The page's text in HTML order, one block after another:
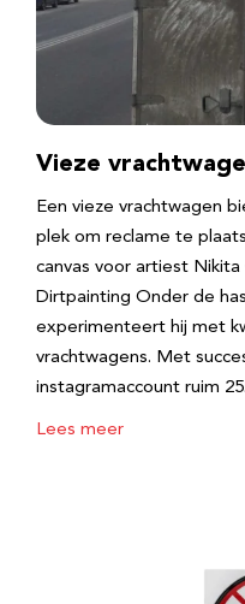
Vieze
Een vieze vrachtwagen
plek om reclame te
canvas voor artiest
Dirtpainting Onder de
experimenteert hij met
vrachtwagens. Met
instagramaccount ruim
Lees meer